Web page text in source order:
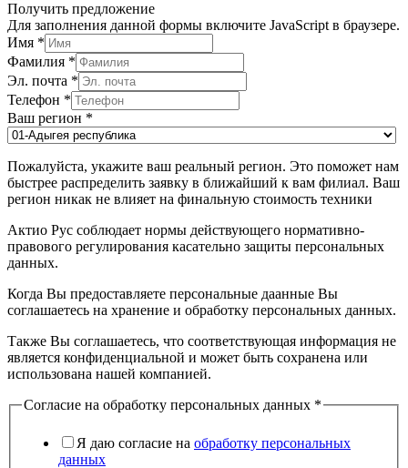
Получить предложение
Для заполнения данной формы включите JavaScript в браузере.
Имя *
Фамилия *
Эл. почта *
Телефон *
Ваш регион *
Пожалуйста, укажите ваш реальный регион. Это поможет нам
быстрее распределить заявку в ближайший к вам филиал. Ваш
регион никак не влияет на финальную стоимость техники
Актио Рус соблюдает нормы действующего нормативно-
правового регулирования касательно защиты персональных
данных.
Когда Вы предоставляете персональные даанные Вы
соглашаетесь на хранение и обработку персональных данных.
Также Вы соглашаетесь, что соответствующая информация не
является конфиденциальной и может быть сохранена или
использована нашей компанией.
Согласие на обработку персональных данных *
Я даю согласие на обработку персональных
данных